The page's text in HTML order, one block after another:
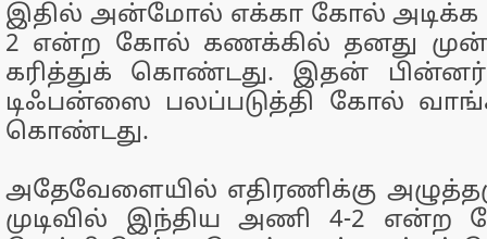
இதில் அன்​மோல் எக்கா கோல் அடிக்க
2 என்ற கோல் கணக்​கில் தனது
கரித்​துக் கொண்​டது. இதன்
டிஃபன்ஸை பலப்​படுத்தி கோல்
கொண்​டது.
அதேவேளை​யில் எதிரணிக்கு
முடி​வில் இந்​திய அணி 4-2